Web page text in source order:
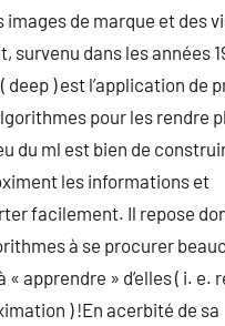
de marque et des
survenu dans les années
deep ) est l’application de
pour les rendre
du ml est bien de
les informations et
facilement. Il repose
à se procurer
« apprendre » d’elles ( i. e.
) !En acerbité de sa